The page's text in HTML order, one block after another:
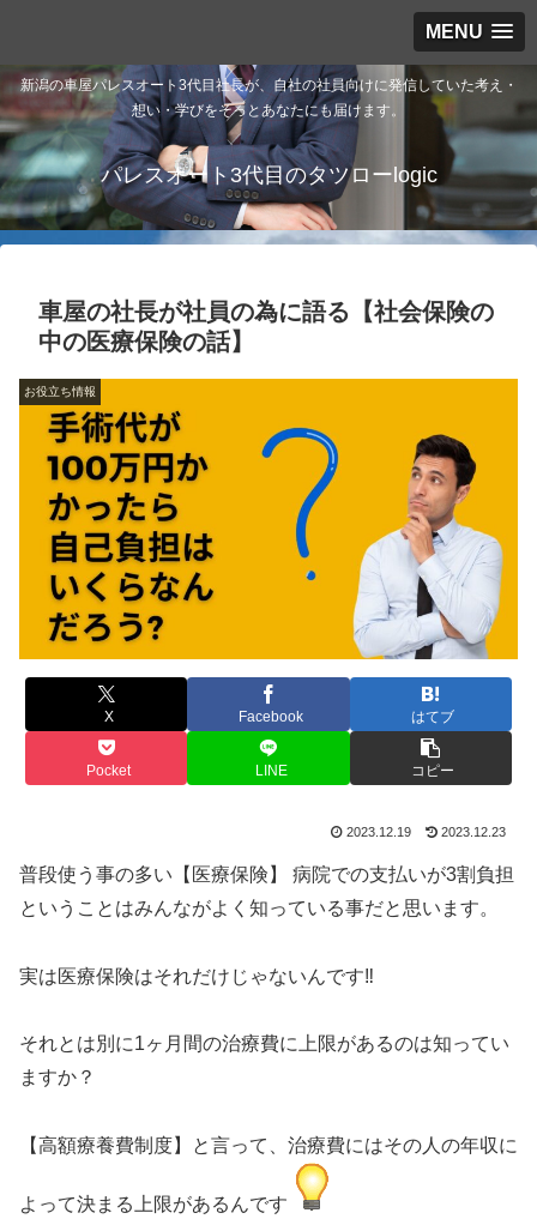
MENU
新潟の車屋パレスオート3代目社長が、自社の社員向けに発信していた考え・
想い・学びをそっとあなたにも届けます。
パレスオート3代目のタツローlogic
車屋の社長が社員の為に語る【社会保険の
中の医療保険の話】
お役立ち情報
X Facebook はてブ
Pocket LINE コピー
2023.12.19 2023.12.23
普段使う事の多い【医療保険】 病院での支払いが3割負担
ということはみんながよく知っている事だと思います。
実は医療保険はそれだけじゃないんです‼️
それとは別に1ヶ月間の治療費に上限があるのは知ってい
ますか？
【高額療養費制度】と言って、治療費にはその人の年収に
よって決まる上限があるんです